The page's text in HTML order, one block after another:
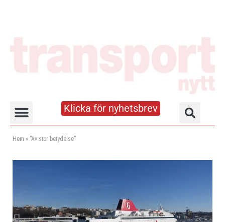
Klicka för nyhetsbrev
Hem » ”Av stor betydelse”